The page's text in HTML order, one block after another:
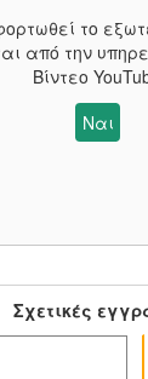
το
από την
Βίντεο
Ναι
Σχετικές